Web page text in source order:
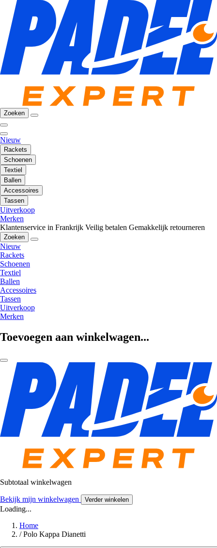
Zoeken
Nieuw
Rackets
Schoenen
Textiel
Ballen
Accessoires
Tassen
Uitverkoop
Merken
Klantenservice in Frankrijk Veilig betalen Gemakkelijk retourneren
Zoeken
Nieuw
Rackets
Schoenen
Textiel
Ballen
Accessoires
Tassen
Uitverkoop
Merken
Toevoegen aan winkelwagen...
Subtotaal winkelwagen
Bekijk mijn winkelwagen Verder winkelen
Loading...
Home
/ Polo Kappa Dianetti